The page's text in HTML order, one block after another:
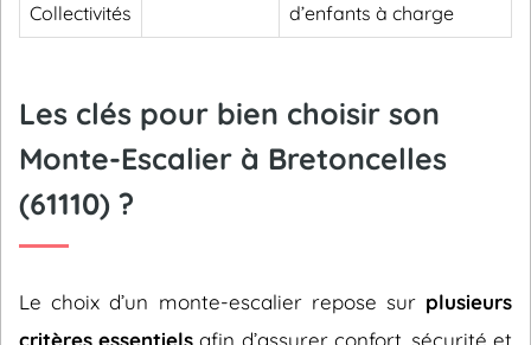
Collectivités
d’enfants à charge
Les clés pour bien choisir son
Monte-Escalier à Bretoncelles
(61110) ?
Le choix d’un monte-escalier repose sur plusieurs
critères essentiels afin d’assurer confort, sécurité et